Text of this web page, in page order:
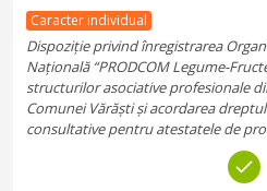
Caracter individual
Dispoziție privind înregistrarea
Națională “PRODCOM Legume-
structurilor asociative profesionale
Comunei Vărăști și acordarea
consultative pentru atestatele de